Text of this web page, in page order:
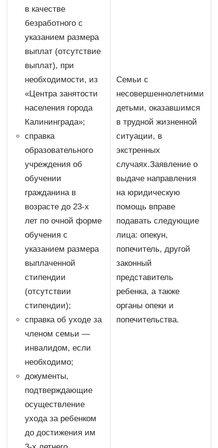
в качестве
безработного с
указанием размера
выплат (отсутствие
выплат), при
необходимости, из
«Центра занятости
населения города
Калининграда»;
справка
образовательного
учреждения об
обучении
гражданина в
возрасте до 23-х
лет по очной форме
обучения с
указанием размера
выплаченной
стипендии
(отсутствии
стипендии);
справка об уходе за
членом семьи —
инвалидом, если
необходимо;
документы,
подтверждающие
осуществление
ухода за ребенком
до достижения им
Семьи с
несовершеннолетними
детьми, оказавшимся
в трудной жизненной
ситуации, в
экстренных
случаях.Заявление о
выдаче направления
на юридическую
помощь вправе
подавать следующие
лица: опекун,
попечитель, другой
законный
представитель
ребенка, а также
органы опеки и
попечительства.